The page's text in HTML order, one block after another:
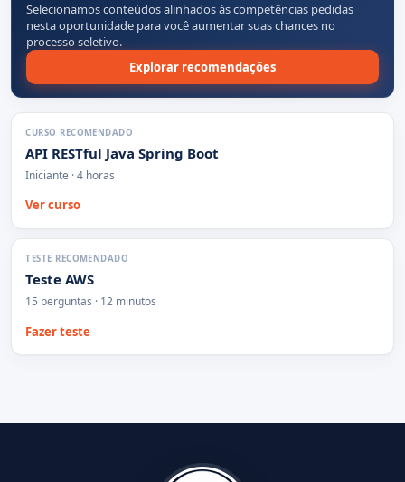
Selecionamos conteúdos alinhados às competências pedidas
nesta oportunidade para você aumentar suas chances no
processo seletivo.
Explorar recomendações
CURSO RECOMENDADO
API RESTful Java Spring Boot
Iniciante · 4 horas
Ver curso
TESTE RECOMENDADO
Teste AWS
15 perguntas · 12 minutos
Fazer teste